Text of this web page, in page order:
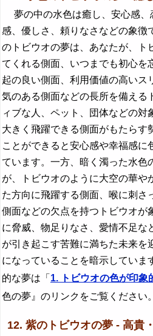
夢の中の水色は癒し、安心感、
感、優しさ、頼りなさなどの象徴
のトビウオの夢は、あなたが、ト
てくれる側面、いつまでも初心を
起の良い側面、利用価値の高いス
気のある側面などの長所を備える
ィブな人、ペット、団体などの対
大きく飛躍できる側面がもたらす
ことができると安心感や幸福感に
ています。一方、暗く濁った水色
が、トビウオのように大空の華や
た方向に飛躍する側面、喉に刺さ
側面などの欠点を持つトビウオが
に脅威、物足りなさ、愛情不足な
が引き起こす苦難に満ちた未来を
になっていることを暗示していま
的な夢は「 1. トビウオの色が印象
色の夢』のリンクをご覧ください。
12. 紫のトビウオの夢 - 高貴